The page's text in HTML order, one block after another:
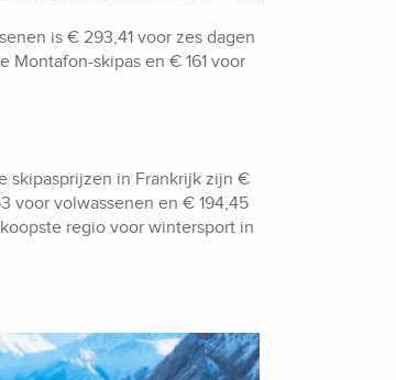
is € 293,41 voor zes dagen
Montafon-skipas en € 161 voor
skipasprijzen in Frankrijk zijn €
voor volwassenen en € 194,45
regio voor wintersport in